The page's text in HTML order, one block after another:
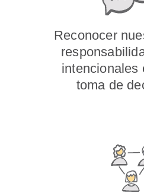
Reconocer
intencionales
toma de